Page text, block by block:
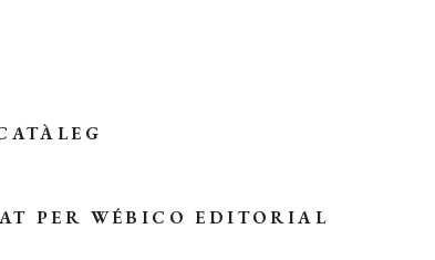
PER WÉBICO EDITORIAL